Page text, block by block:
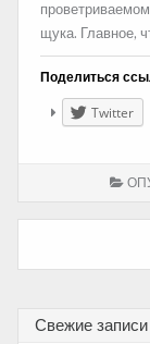
щука. Главное,
Поделиться
Twitter
записям
Свежие записи